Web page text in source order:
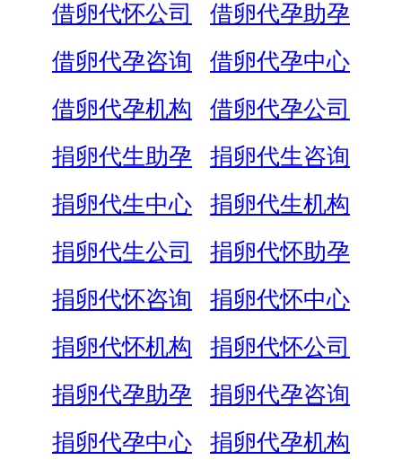
借卵代怀公司
借卵代孕助孕
借卵代孕咨询
借卵代孕中心
借卵代孕机构
借卵代孕公司
捐卵代生助孕
捐卵代生咨询
捐卵代生中心
捐卵代生机构
捐卵代生公司
捐卵代怀助孕
捐卵代怀咨询
捐卵代怀中心
捐卵代怀机构
捐卵代怀公司
捐卵代孕助孕
捐卵代孕咨询
捐卵代孕中心
捐卵代孕机构